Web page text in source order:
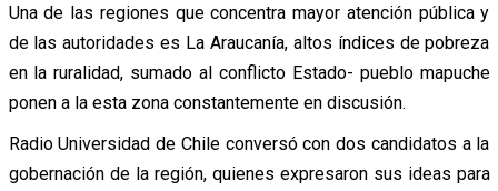
Una de las regiones que concentra mayor atención pública y
de las autoridades es La Araucanía, altos índices de pobreza
en la ruralidad, sumado al conflicto Estado- pueblo mapuche
ponen a la esta zona constantemente en discusión.
Radio Universidad de Chile conversó con dos candidatos a la
gobernación de la región, quienes expresaron sus ideas para